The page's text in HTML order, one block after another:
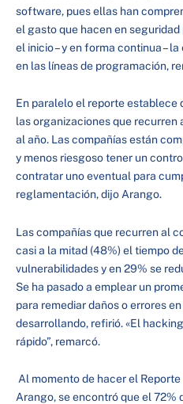
software, pues ellas han
el gasto que hacen en
el inicio – y en forma continua –
en las líneas de programación,
En paralelo el reporte establece
las organizaciones que recurren
al año. Las compañías están
y menos riesgoso tener un
contratar uno eventual para
reglamentación, dijo Arango.
Las compañías que recurren al
casi a la mitad (48%) el tiempo
vulnerabilidades y en 29% se
Se ha pasado a emplear un
para remediar daños o errores
desarrollando, refirió. «El
rápido”, remarcó.
Al momento de hacer el
Arango, se encontró que el 72%